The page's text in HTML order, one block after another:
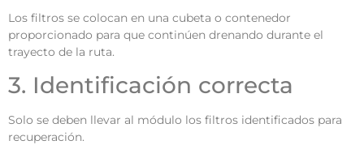
Los filtros se colocan en una cubeta o contenedor
proporcionado para que continúen drenando durante el
trayecto de la ruta.
3. Identificación correcta
Solo se deben llevar al módulo los filtros identificados para
recuperación.